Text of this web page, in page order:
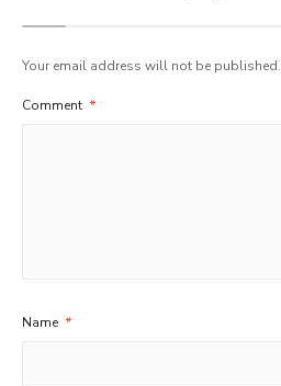
Your email address will not be published.
Comment *
Name *